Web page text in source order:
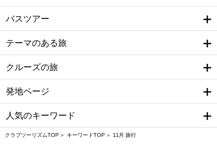
バスツアー
テーマのある旅
クルーズの旅
発地ページ
人気のキーワード
クラブツーリズムTOP キーワードTOP 11月 旅行